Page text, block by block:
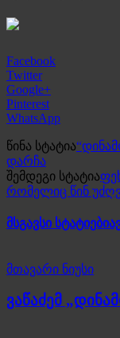
Facebook
Twitter
Google+
Pinterest
WhatsApp
წინა სტატია
დარჩა
შემდეგი სტატია
რომელიც წინ
მსგავსი სტატიები
მთავარი ნიუსი
ვაწაძემ